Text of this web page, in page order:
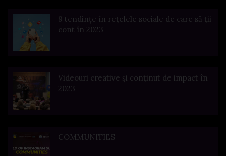
9 tendințe în rețelele sociale de care să ții
cont în 2023
Videouri creative și conținut de impact în
2023
COMMUNITIES